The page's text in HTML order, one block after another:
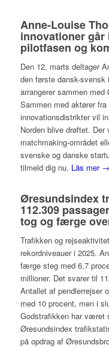
Anne-Louise
innovationer går
pilotfasen og
Den 12. marts deltager
den første dansk-
arrangerer sammen
Sammen med aktører
innovationsdistrikter vil
Norden blive drøftet.
matchmaking-området
svenske og danske
tilmeld dig nu. Läs mer →
Øresundsindex
112.309
tog og færge
Trafikken og
rekordniveauer i 2025.
færge steg med 6,7
millioner. Det svarer til
Antallet af pendlerrejser
med 10 procent, men i
Godstrafikken har været
Øresundsindex
på opdrag af